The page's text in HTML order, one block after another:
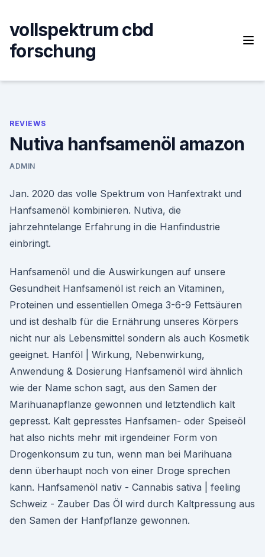
content
vollspektrum cbd
forschung
REVIEWS
Nutiva hanfsamenöl amazon
ADMIN
Jan. 2020 das volle Spektrum von Hanfextrakt und
Hanfsamenöl kombinieren. Nutiva, die
jahrzehntelange Erfahrung in die Hanfindustrie
einbringt.
Hanfsamenöl und die Auswirkungen auf unsere
Gesundheit Hanfsamenöl ist reich an Vitaminen,
Proteinen und essentiellen Omega 3-6-9 Fettsäuren
und ist deshalb für die Ernährung unseres Körpers
nicht nur als Lebensmittel sondern als auch Kosmetik
geeignet. Hanföl | Wirkung, Nebenwirkung,
Anwendung & Dosierung Hanfsamenöl wird ähnlich
wie der Name schon sagt, aus den Samen der
Marihuanapflanze gewonnen und letztendlich kalt
gepresst. Kalt gepresstes Hanfsamen- oder Speiseöl
hat also nichts mehr mit irgendeiner Form von
Drogenkonsum zu tun, wenn man bei Marihuana
denn überhaupt noch von einer Droge sprechen
kann. Hanfsamenöl nativ - Cannabis sativa | feeling
Schweiz - Zauber Das Öl wird durch Kaltpressung aus
den Samen der Hanfpflanze gewonnen.